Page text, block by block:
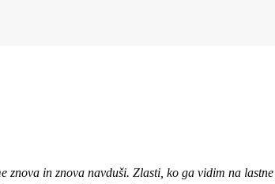
znova in znova navduši. Zlasti, ko ga vidim na lastne